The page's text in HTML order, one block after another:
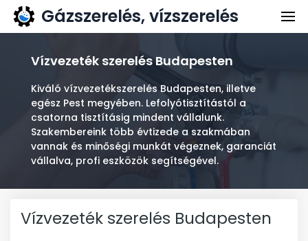
Gázszerelés
Kapcsolat
Ajánlatkérés
Gázszerelés, vízszerelés
Vízvezeték szerelés Budapesten
Kiváló vízvezetékszerelés Budapesten, illetve
egész Pest megyében. Lefolyótisztítástól a
csatorna tisztításig mindent vállalunk.
Szakembereink több évtizede a szakmában
vannak és minőségi munkát végeznek, garanciát
vállalva, profi eszközök segítségével.
Vízvezeték szerelés Budapesten